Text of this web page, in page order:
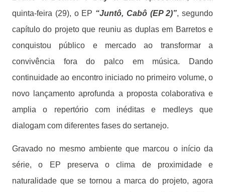
quinta-feira (29), o EP “Juntô, Cabô (EP 2)”, segundo
capítulo do projeto que reuniu as duplas em Barretos e
conquistou público e mercado ao transformar a
convivência fora do palco em música. Dando
continuidade ao encontro iniciado no primeiro volume, o
novo lançamento aprofunda a proposta colaborativa e
amplia o repertório com inéditas e medleys que
dialogam com diferentes fases do sertanejo.
Gravado no mesmo ambiente que marcou o início da
série, o EP preserva o clima de proximidade e
naturalidade que se tornou a marca do projeto, agora